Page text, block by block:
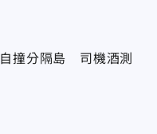
撞分隔島 司機酒測